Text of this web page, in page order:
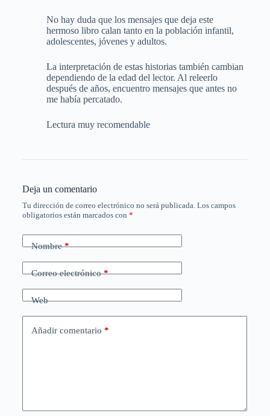
No hay duda que los mensajes que deja este
hermoso libro calan tanto en la población infantil,
adolescentes, jóvenes y adultos.
La interpretación de estas historias también cambian
dependiendo de la edad del lector. Al releerlo
después de años, encuentro mensajes que antes no
me había percatado.
Lectura muy recomendable
Deja un comentario
Tu dirección de correo electrónico no será publicada. Los campos
obligatorios están marcados con *
Nombre*
Correo electrónico*
Web
Añadir comentario *